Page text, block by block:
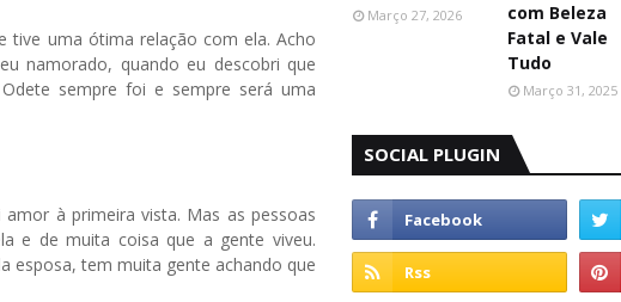
tive uma ótima relação com ela. Acho
namorado, quando eu descobri que
sempre foi e sempre será uma
à primeira vista. Mas as pessoas
e de muita coisa que a gente viveu.
esposa, tem muita gente achando que
Março 27, 2026
com Beleza
Fatal e Vale
Tudo
Março 31, 2025
SOCIAL PLUGIN